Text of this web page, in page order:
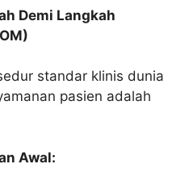
Demi Langkah
standar klinis dunia
pasien adalah
Awal: